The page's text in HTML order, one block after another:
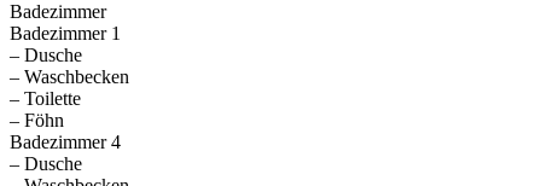
Badezimmer
Badezimmer 1
– Dusche
– Waschbecken
– Toilette
– Föhn
Badezimmer 4
– Dusche